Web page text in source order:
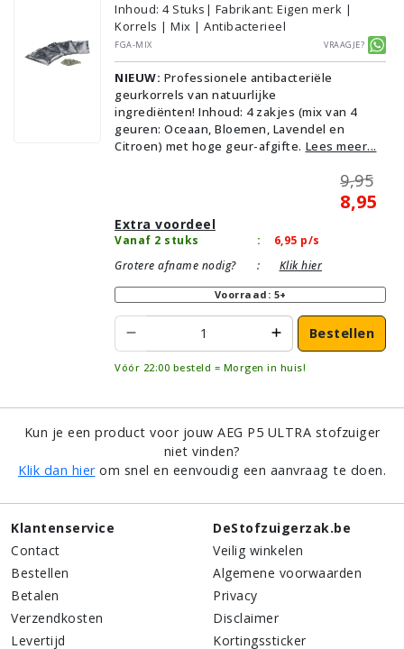
Inhoud: 4 Stuks | Fabrikant: Eigen merk |
Korrels | Mix | Antibacterieel
FGA-MIX
Vraagje?
NIEUW: Professionele antibacteriële
geurkorrels van natuurlijke
ingrediënten! Inhoud: 4 zakjes (mix van 4
geuren: Oceaan, Bloemen, Lavendel en
Citroen) met hoge geur-afgifte. Lees meer...
9,95
8,95
Extra voordeel
Vanaf 2 stuks : 6,95 p/s
Grotere afname nodig?
: Klik hier
Voorraad: 5+
Bestellen
Vóór 22:00 besteld = Morgen in huis!
Kun je een product voor jouw AEG P5 ULTRA stofzuiger
niet vinden?
Klik dan hierom snel en eenvoudig een aanvraag te doen.
Klantenservice
Contact
Bestellen
Betalen
Verzendkosten
Levertijd
DeStofzuigerzak.be
Veilig winkelen
Algemene voorwaarden
Privacy
Disclaimer
Kortingssticker